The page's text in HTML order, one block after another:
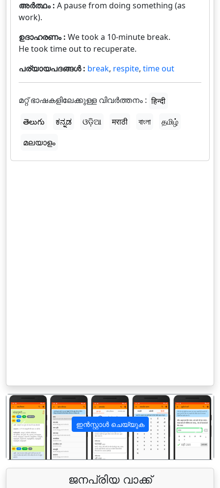
അർത്ഥം : A pause from doing something (as
work).
ഉദാഹരണം : We took a 10-minute break.
He took time out to recuperate.
പര്യായപദങ്ങൾ : break, respite, time out
മറ്റ് ഭാഷകളിലേക്കുള്ള വിവർത്തനം : हिन्दी
తెలుగు
ಕನ್ನಡ ଓଡ଼ିଆ मराठी বাংলা
தமிழ்
മലയാളം
ഇൻസ്റ്റാൾ ചെയ്യുക
पिछला अगला
ജനപ്രിയ വാക്ക്